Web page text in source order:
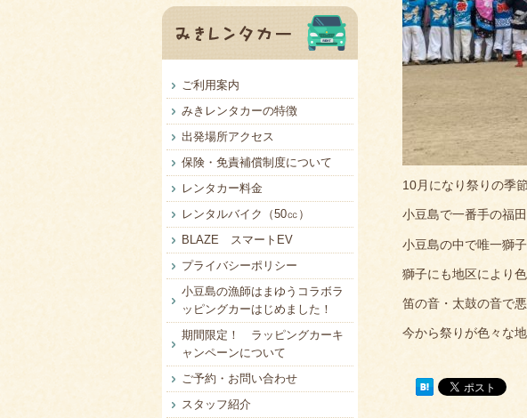
10月になり祭りの季
小豆島で一番手の福
小豆島の中で唯一獅
獅子にも地区により
笛の音・太鼓の音で
今から祭りが色々な
ご利用案内
みきレンタカーの特徴
出発場所アクセス
保険・免責補償制度について
レンタカー料金
レンタルバイク（50㏄）
BLAZE スマートEV
プライバシーポリシー
小豆島の漁師はまゆうコラボラ
ッピングカーはじめました！
期間限定！ ラッピングカーキ
ャンペーンについて
ご予約・お問い合わせ
スタッフ紹介